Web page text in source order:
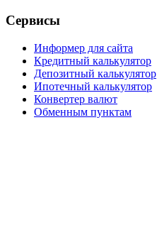
Сервисы
Информер для сайта
Кредитный калькулятор
Депозитный калькулятор
Ипотечный калькулятор
Конвертер валют
Обменным пунктам